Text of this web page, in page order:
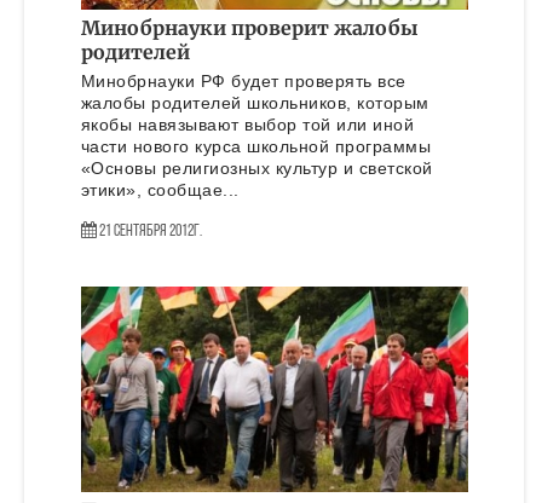
Минобрнауки проверит жалобы
родителей
Минобрнауки РФ будет проверять все
жалобы родителей школьников, которым
якобы навязывают выбор той или иной
части нового курса школьной программы
«Основы религиозных культур и светской
этики», сообщае...
21 Сентября 2012г.